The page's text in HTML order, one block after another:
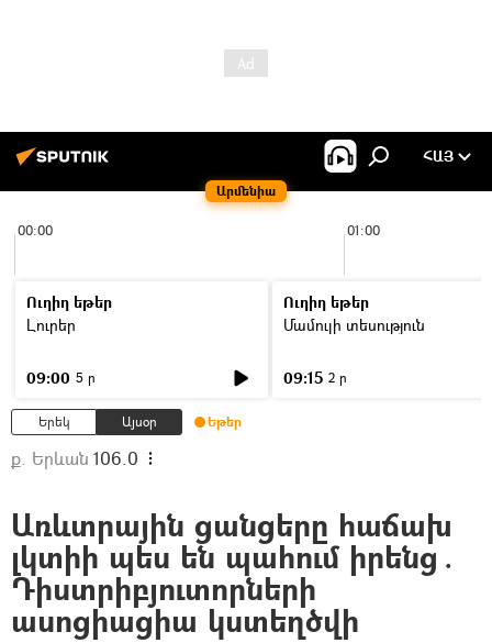
Արմենիա
ՀԱՅ
00:00 01:00
Ուղիղ եթեր
Լուրեր
09:00 5 ր
Ուղիղ եթեր
Մամուլի տեսություն
09:15 2 ր
Երեկ Այսօր Եթեր
ք. Երևան 106.0
Առևտրային ցանցերը հաճախ
լկտիի պես են պահում իրենց․
Դիստրիբյուտորների
ասոցիացիա կստեղծվի